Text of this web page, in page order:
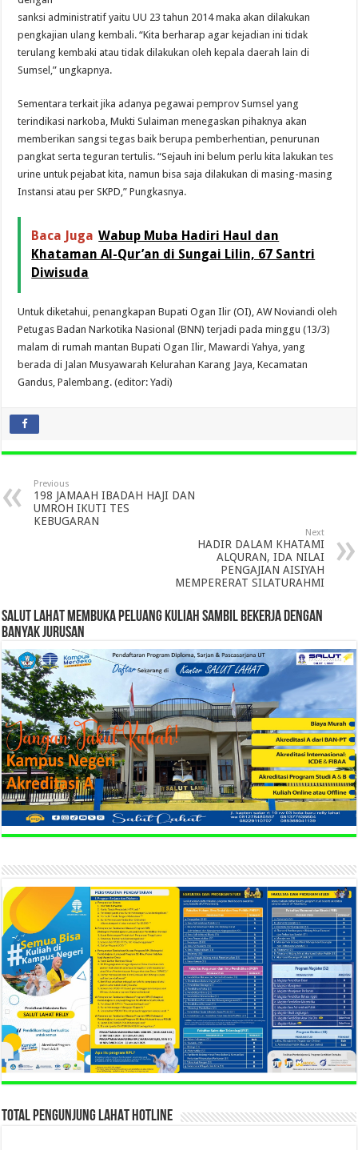
sanksi administratif yaitu UU 23 tahun 2014 maka akan dilakukan
pengkajian ulang kembali. “Kita berharap agar kejadian ini tidak
terulang kembaki atau tidak dilakukan oleh kepala daerah lain di
Sumsel,” ungkapnya.
Sementara terkait jika adanya pegawai pemprov Sumsel yang
terindikasi narkoba, Mukti Sulaiman menegaskan pihaknya akan
memberikan sangsi tegas baik berupa pemberhentian, penurunan
pangkat serta teguran tertulis. “Sejauh ini belum perlu kita lakukan tes
urine untuk pejabat kita, namun bisa saja dilakukan di masing-masing
Instansi atau per SKPD,” Pungkasnya.
Baca Juga Wabup Muba Hadiri Haul dan
Khataman Al-Qur’an di Sungai Lilin, 67 Santri
Diwisuda
Untuk diketahui, penangkapan Bupati Ogan Ilir (OI), AW Noviandi oleh
Petugas Badan Narkotika Nasional (BNN) terjadi pada minggu (13/3)
malam di rumah mantan Bupati Ogan Ilir, Mawardi Yahya, yang
berada di Jalan Musyawarah Kelurahan Karang Jaya, Kecamatan
Gandus, Palembang. (editor: Yadi)
Previous
198 JAMAAH IBADAH HAJI DAN
UMROH IKUTI TES
KEBUGARAN
Next
HADIR DALAM KHATAMI
ALQURAN, IDA NILAI
PENGAJIAN AISIYAH
MEMPERERAT SILATURAHMI
SALUT LAHAT MEMBUKA PELUANG KULIAH SAMBIL BEKERJA DENGAN
BANYAK JURUSAN
TOTAL PENGUNJUNG LAHAT HOTLINE